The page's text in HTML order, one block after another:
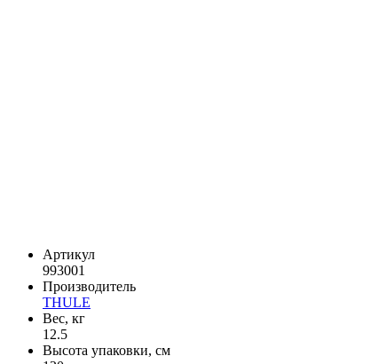
Артикул
993001
Производитель
THULE
Вес, кг
12.5
Высота упаковки, см